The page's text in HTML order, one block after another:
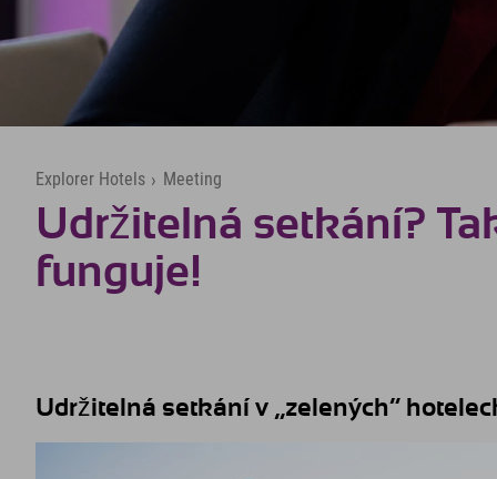
Explorer Hotels › Meeting
Udržitelná setkání?
funguje!
Udržitelná setkání v „zelených“